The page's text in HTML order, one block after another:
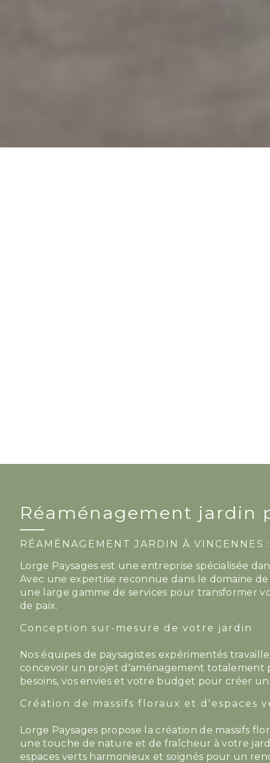
Réaménagement jardin
RÉAMÉNAGEMENT JARDIN À VINCENNES
Lorge Paysages est une entreprise spécialisée
Avec une expertise reconnue dans le domaine
une large gamme de services pour transformer
de paix.
Conception sur-mesure de votre jardin
Nos équipes de paysagistes expérimentés
concevoir un projet d'aménagement totalement
besoins, vos envies et votre budget pour créer
Création de massifs floraux et d'espaces
Lorge Paysages propose la création de massifs
une touche de nature et de fraîcheur à votre
espaces verts harmonieux et soignés pour un